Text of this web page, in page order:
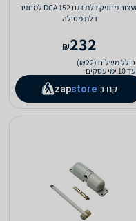
מעצור מחזיק דלת דגם DCA 152 למחזיר
דלת מסילה
232
₪
כולל משלוח (₪22)
עד 10 ימי עסקים
קנו ב- zapstore